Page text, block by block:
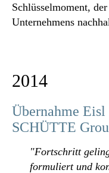
Schlüsselmoment,
Unternehmens
2014
Übernahme
SCHÜTTE
"Fortschritt
formuliert und